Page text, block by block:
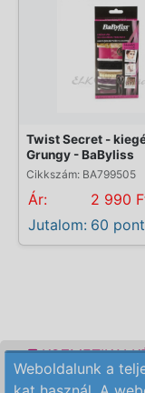
Twist Secret -
Grungy - BaByliss
Cikkszám: BA799505
Ár:
2 990
Jutalom: 60 pont
KOZMETIKAI
Weboldalunk a